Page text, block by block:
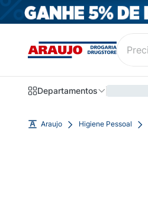
Departamentos
Araujo Higiene Pessoal